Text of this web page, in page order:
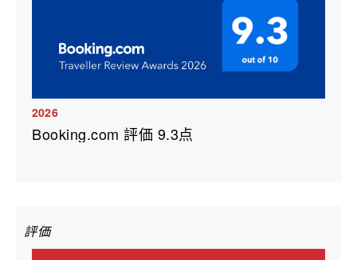
2026
Booking.com 評価 9.3点
評価